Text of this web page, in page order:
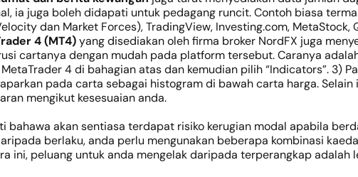
ia juga boleh didapati untuk pedagang runcit. Contoh biasa
dan Market Forces), TradingView, Investing.com, MetaStock,
4 (MT4)yang disediakan oleh firma broker NordFX juga
cartanya dengan mudah pada platform tersebut. Caranya
4 di bahagian atas dan kemudian pilih “Indicators”. 3)
pada carta sebagai histogram di bawah carta harga.
mengikut kesesuaian anda.
bahawa akan sentiasa terdapat risiko kerugian modal apabila
berlaku, anda perlu mengunakan beberapa kombinasi
ini, peluang untuk anda mengelak daripada terperangkap